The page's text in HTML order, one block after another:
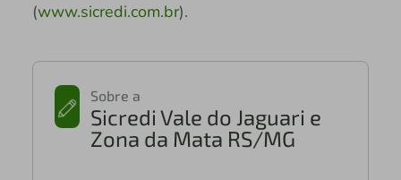
(www.sicredi.com.br).
Sobre a
Sicredi Vale do Jaguari e
Zona da Mata RS/MG